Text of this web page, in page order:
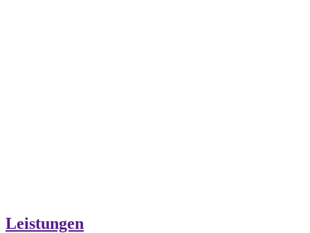
Leistungen